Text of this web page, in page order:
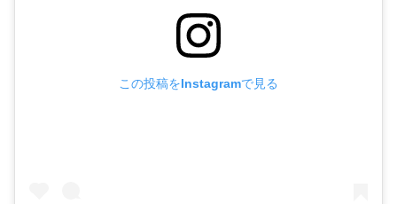
この投稿をInstagramで見る